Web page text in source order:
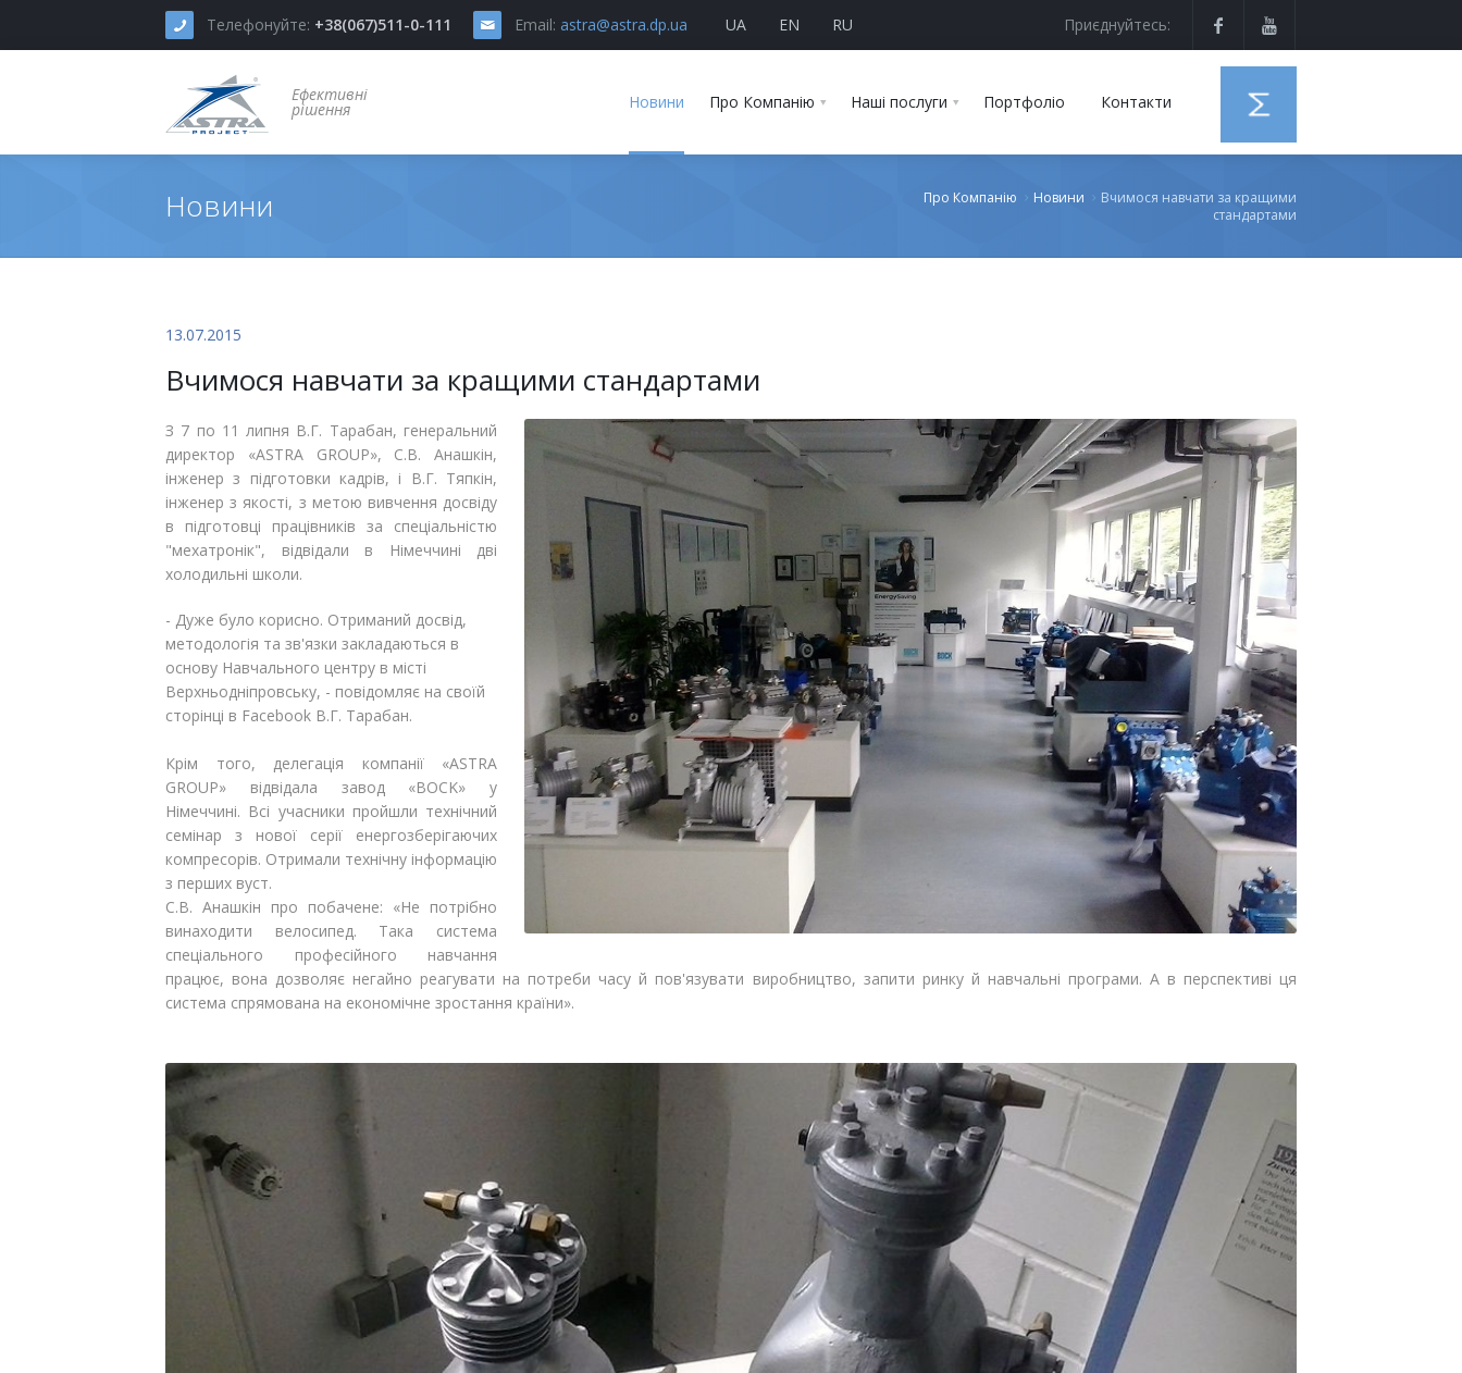
Телефонуйте: +38(067)511-0-111 Email: astra@astra.dp.ua UA EN RU Приєднуйтесь:
Ефективні
рішення Новини Про Компанію Наші послуги Портфоліо Контакти
Політика, принципи й цінності
Наша команда
Наші Клієнти
Наші Партнери
Відгуки
Ліцензії, сертифікати, дипломи
Відео
Вакансії
Проектування
Виробництво
Логістика
Монтаж і налагодження
Автоматизація
Сервіс
Модернізація
Портфоліо
Контакти
Новини Про Компанію Новини
Вчимося навчати за кращими
стандартами
13.07.2015
Вчимося навчати за кращими стандартами
З 7 по 11 липня В.Г. Тарабан, генеральний
директор «ASTRA GROUP», С.В. Анашкін,
інженер з підготовки кадрів, і В.Г. Тяпкін,
інженер з якості, з метою вивчення досвіду
в підготовці працівників за спеціальністю
"мехатронік", відвідали в Німеччині дві
холодильні школи.
- Дуже було корисно. Отриманий досвід,
методологія та зв'язки закладаються в
основу Навчального центру в місті
Верхньодніпровську, - повідомляє на своїй
сторінці в Facebook В.Г. Тарабан.
Крім того, делегація компанії «ASTRA
GROUP» відвідала завод «BOCK» у
Німеччині. Всі учасники пройшли технічний
семінар з нової серії енергозберігаючих
компресорів. Отримали технічну інформацію
з перших вуст.
С.В. Анашкін про побачене: «Не потрібно
винаходити велосипед. Така система
спеціального професійного навчання
працює, вона дозволяє негайно реагувати на потреби часу й пов'язувати виробництво, запити ринку й навчальні програми. А в перспективі ця
система спрямована на економічне зростання країни».